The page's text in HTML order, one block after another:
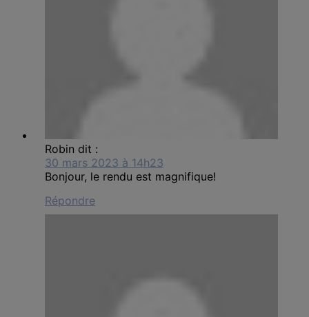
Robin dit :
30 mars 2023 à 14h23
Bonjour, le rendu est magnifique!
Répondre